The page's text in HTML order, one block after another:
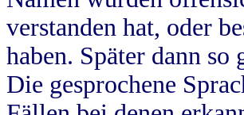
verstanden hat, oder
haben. Später dann
Die gesprochene